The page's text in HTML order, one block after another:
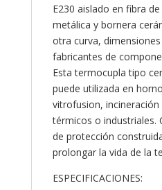
E230 aislado en fibra
metálica y bornera
otra curva,
fabricantes de
Esta termocupla tipo
puede utilizada en
vitrofusion,
térmicos o industriales.
de protección
prolongar la vida de la
ESPECIFICACIONES: